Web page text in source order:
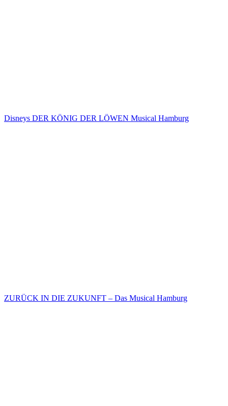
Disneys DER KÖNIG DER LÖWEN Musical Hamburg
ZURÜCK IN DIE ZUKUNFT – Das Musical Hamburg